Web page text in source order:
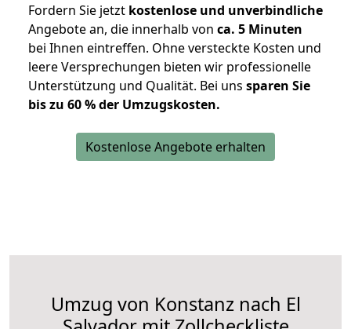
Fordern Sie jetzt kostenlose und unverbindliche
Angebote an, die innerhalb von ca. 5 Minuten
bei Ihnen eintreffen. Ohne versteckte Kosten und
leere Versprechungen bieten wir professionelle
Unterstützung und Qualität. Bei uns sparen Sie
bis zu 60 % der Umzugskosten.
Kostenlose Angebote erhalten
Umzug von Konstanz nach El